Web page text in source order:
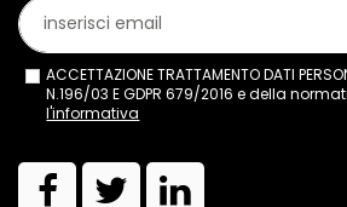
ACCETTAZIONE TRATTAMENTO DATI
N.196/03 E GDPR 679/2016 e della
l'informativa